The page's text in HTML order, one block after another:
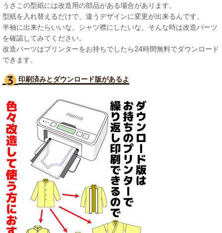
うさこの型紙には改造用の部品がある場合があります。
型紙を入れ替えるだけで、違うデザインに変更が出来るんです。
半袖に出来たらいいな、シャツ襟にしたいな、そんな時は改造パーツ
を確認してみてください。
改造パーツはプリンターをお持ちでしたら24時間無料でダウンロード
できます。
印刷済みとダウンロード版があるよ